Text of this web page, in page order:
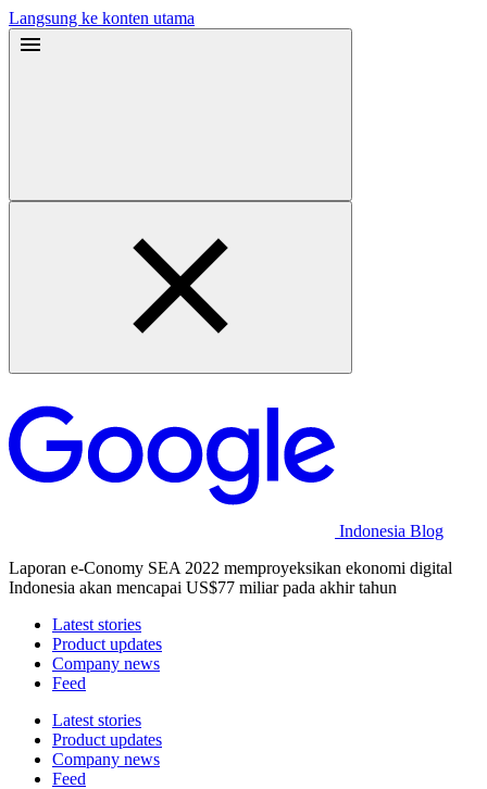
Langsung ke konten utama
Indonesia Blog
Laporan e-Conomy SEA 2022 memproyeksikan ekonomi digital
Indonesia akan mencapai US$77 miliar pada akhir tahun
Latest stories
Product updates
Company news
Feed
Latest stories
Product updates
Company news
Feed